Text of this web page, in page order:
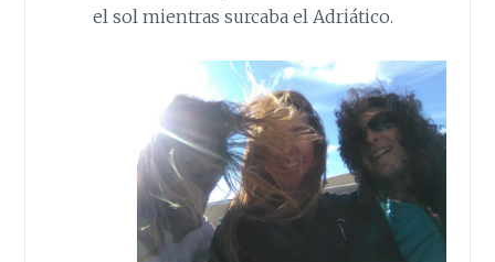
el sol mientras surcaba el Adriático.